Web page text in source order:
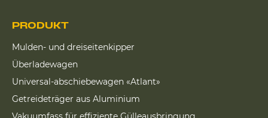
PRODUKT
Mulden- und dreiseitenkipper
Überladewagen
Universal-abschiebewagen «Atlant»
Getreideträger aus Aluminium